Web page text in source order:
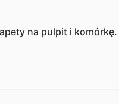
na pulpit i komórkę.